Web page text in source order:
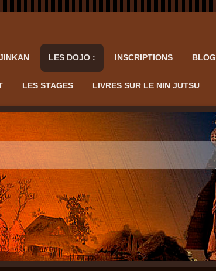
LES DOJO : INSCRIPTIONS BLOG
LES STAGES LIVRES SUR LE NIN JUTSU